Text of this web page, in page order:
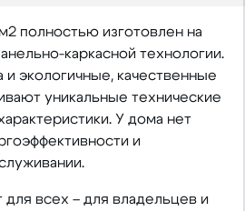
полностью изготовлен на
каркасной технологии.
и экологичные, качественные
уникальные технические
У дома нет
и
для всех – для владельцев и